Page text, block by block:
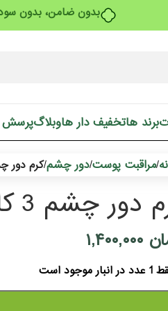
بدون ضامن، بدون سود
برند هاتخفیف دار هاوبلاگپرسش
/مراقبت پوست/دور چشم/کرم دور چشم 3 کاره دل
چشم 3 کاره دل موناکو 30 میل
۱,۴۰۰,۰۰۰
انبار موجود است